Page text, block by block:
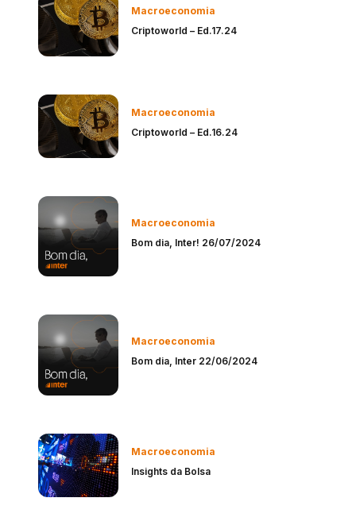
Macroeconomia
Criptoworld – Ed.17.24
Macroeconomia
Criptoworld – Ed.16.24
Macroeconomia
Bom dia, Inter! 26/07/2024
Macroeconomia
Bom dia, Inter 22/06/2024
Macroeconomia
Insights da Bolsa